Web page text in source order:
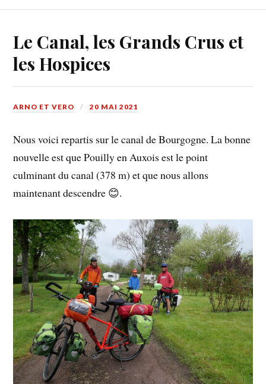
Le Canal, les Grands Crus et
les Hospices
ARNO ET VERO 20 MAI 2021
Nous voici repartis sur le canal de Bourgogne. La bonne
nouvelle est que Pouilly en Auxois est le point
culminant du canal (378 m) et que nous allons
maintenant descendre 😊.